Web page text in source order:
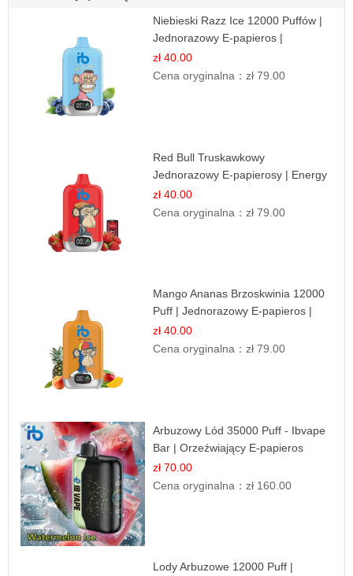
Niebieski Razz Ice 12000 Puffów |
Jednorazowy E-papieros |
Jagodowy Chłód
zł 40.00
Cena oryginalna：zł 79.00
Red Bull Truskawkowy
Jednorazowy E-papierosy | Energy
Drink Smak
zł 40.00
Cena oryginalna：zł 79.00
Mango Ananas Brzoskwinia 12000
Puff | Jednorazowy E-papieros |
Tropikalny Smak
zł 40.00
Cena oryginalna：zł 79.00
Arbuzowy Lód 35000 Puff - Ibvape
Bar | Orzeźwiający E-papieros
Jednorazowy
zł 70.00
Cena oryginalna：zł 160.00
Lody Arbuzowe 12000 Puff |